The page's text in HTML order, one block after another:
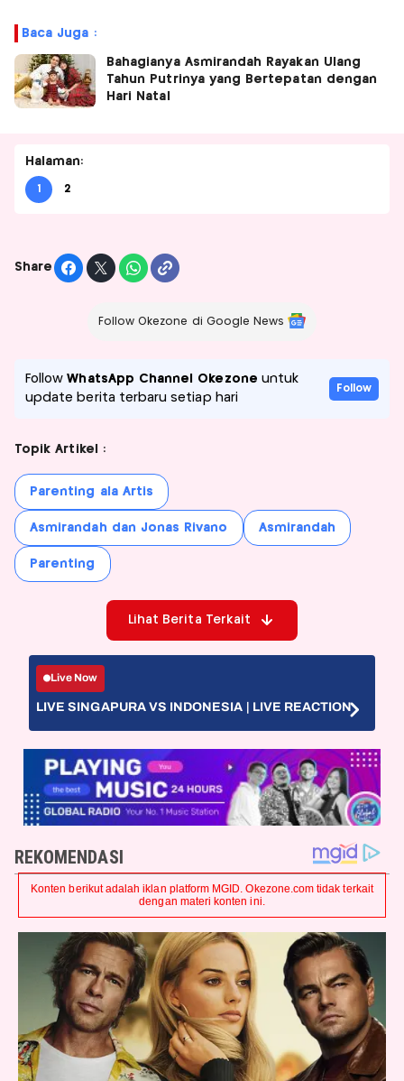
Baca Juga :
Bahagianya Asmirandah Rayakan Ulang
Tahun Putrinya yang Bertepatan dengan
Hari Natal
Halaman:
1 2
Share
Follow Okezone di Google News
FollowWhatsApp Channel Okezone untuk
update berita terbaru setiap hari
Follow
Topik Artikel :
Parenting ala Artis
Asmirandah dan Jonas Rivano Asmirandah
Parenting
Lihat Berita Terkait
Live Now
LIVE SINGAPURA VS INDONESIA | LIVE REACTION